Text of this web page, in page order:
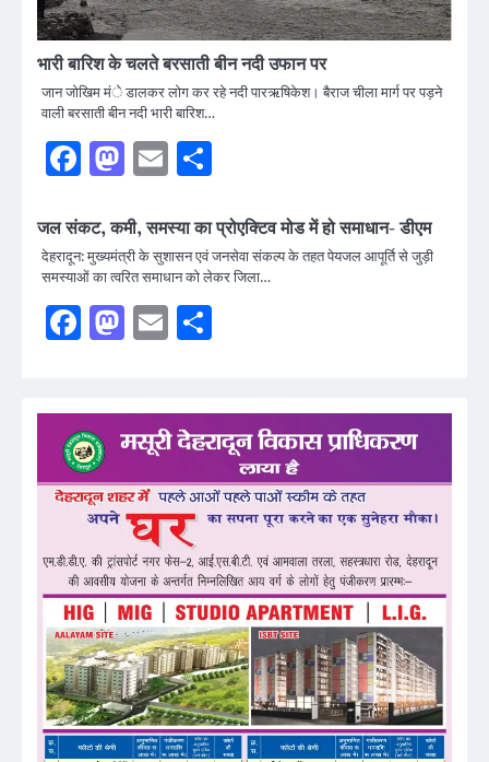
भारी बारिश के चलते बरसाती बीन नदी उफान पर
जान जोखिम मंे डालकर लोग कर रहे नदी पारऋषिकेश। बैराज चीला मार्ग पर पड़ने
वाली बरसाती बीन नदी भारी बारिश…
Facebook
Mastodon
Email
जल संकट, कमी, समस्या का प्रोएक्टिव मोड में हो समाधान- डीएम
देहरादून: मुख्यमंत्री के सुशासन एवं जनसेवा संकल्प के तहत पेयजल आपूर्ति से जुड़ी
समस्याओं का त्वरित समाधान को लेकर जिला…
Facebook
Mastodon
Email